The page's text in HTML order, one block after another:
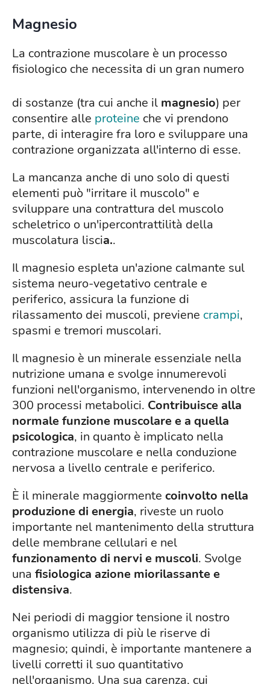
Magnesio
La contrazione muscolare è un processo
fisiologico che necessita di un gran numero
di sostanze (tra cui anche il magnesio) per
consentire alle proteine che vi prendono
parte, di interagire fra loro e sviluppare una
contrazione organizzata all'interno di esse.
La mancanza anche di uno solo di questi
elementi può "irritare il muscolo" e
sviluppare una contrattura del muscolo
scheletrico o un'ipercontrattilità della
muscolatura liscia..
Il magnesio espleta un'azione calmante sul
sistema neuro-vegetativo centrale e
periferico, assicura la funzione di
rilassamento dei muscoli, previene crampi,
spasmi e tremori muscolari.
Il magnesio è un minerale essenziale nella
nutrizione umana e svolge innumerevoli
funzioni nell'organismo, intervenendo in oltre
300 processi metabolici. Contribuisce alla
normale funzione muscolare e a quella
psicologica, in quanto è implicato nella
contrazione muscolare e nella conduzione
nervosa a livello centrale e periferico.
È il minerale maggiormente coinvolto nella
produzione di energia, riveste un ruolo
importante nel mantenimento della struttura
delle membrane cellulari e nel
funzionamento di nervi e muscoli. Svolge
una fisiologica azione miorilassante e
distensiva.
Nei periodi di maggior tensione il nostro
organismo utilizza di più le riserve di
magnesio; quindi, è importante mantenere a
livelli corretti il suo quantitativo
nell'organismo. Una sua carenza, cui